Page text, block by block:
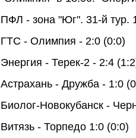
ПФЛ - зона "Юг". 31-й тур.
ГТС - Олимпия - 2:0 (0:0)
Энергия - Терек-2 - 2:4
Астрахань - Дружба - 1:0
Биолог-Новокубанск -
Витязь - Торпедо 1:0 (0:0)